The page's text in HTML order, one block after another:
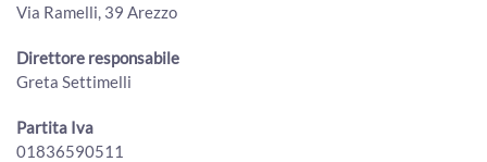
Via Ramelli, 39 Arezzo
Direttore responsabile
Greta Settimelli
Partita Iva
01836590511